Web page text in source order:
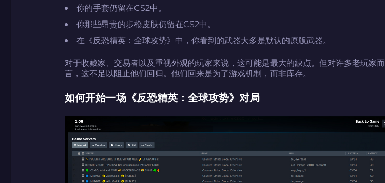
带上你的促销代码
带上你的促销代码
你的手套仍留在CS2中。
你那些昂贵的步枪皮肤仍留在CS2中。
在《反恐精英：全球攻势》中，你看到的武器大多是默认的原版武器。
对于收藏家、交易者以及重视外观的玩家来说，这可能是最大的缺点。但对许多老玩家而
言，这不足以阻止他们回归。他们回来是为了游戏机制，而非库存。
如何开始一场《反恐精英：全球攻势》对局